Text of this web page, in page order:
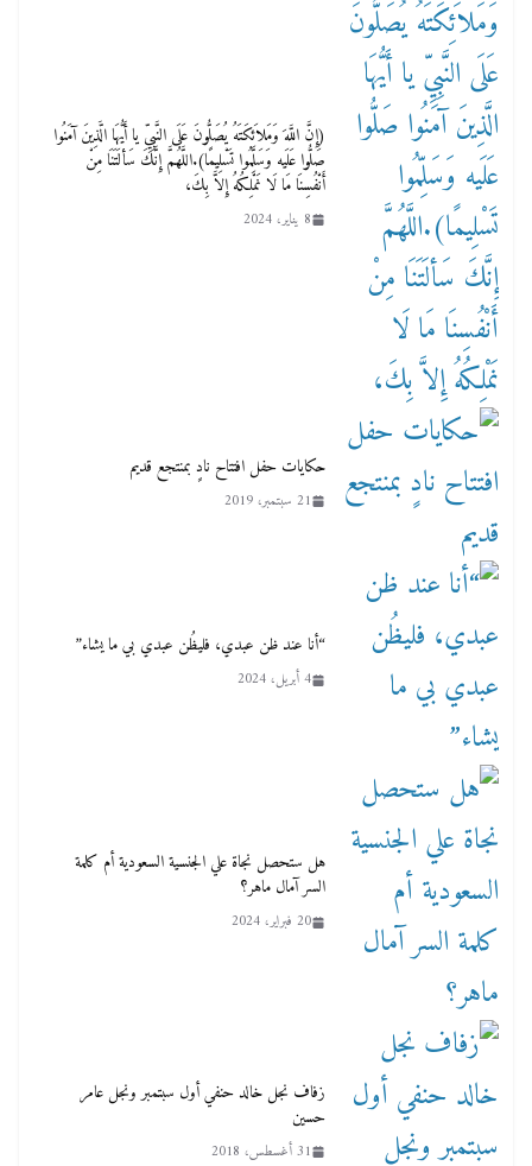
(إِنَّ اللَّهَ وَمَلاَئِكَتَهُ يُصَلُّونَ عَلَى النَّبِيِّ يا أَيُّهَا الَّذِينَ آمَنُوا
صَلُّوا عَلَيه وَسَلِّمُوا تَسْلِيمًا).اللَّهُمَّ إِنَّكَ سَألَتَنَا مِنْ
أَنْفُسِنَا مَا لَا نَمْلِكُهُ إِلاَّ بِكَ،
8 يناير، 2024
حكايات حفل افتتاح نادٍ بمنتجع قديم
21 سبتمبر، 2019
“أنا عند ظن عبدي، فليظُن عبدي بي ما يشاء”
4 أبريل، 2024
هل ستحصل نجاة علي الجنسية السعودية أم كلمة
السر آمال ماهر؟
20 فبراير، 2024
زفاف نجل خالد حنفي أول سبتمبر ونجل عامر
حسين
31 أغسطس، 2018